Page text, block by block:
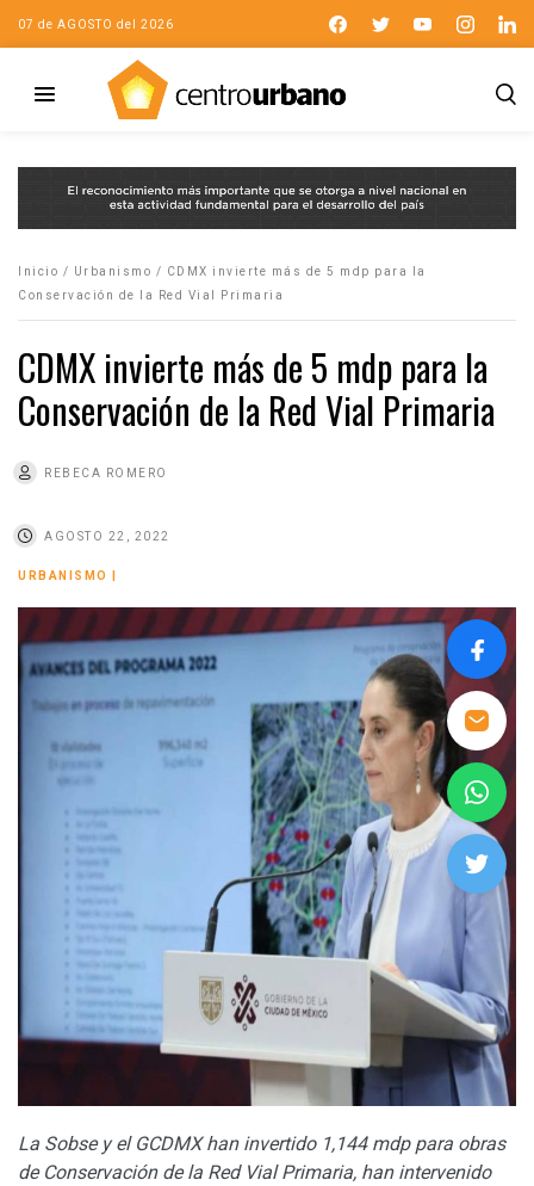
07 de AGOSTO del 2026
Inicio / Urbanismo / CDMX invierte más de 5 mdp para la
Conservación de la Red Vial Primaria
CDMX invierte más de 5 mdp para la
Conservación de la Red Vial Primaria
REBECA ROMERO
AGOSTO 22, 2022
URBANISMO
La Sobse y el GCDMX han invertido 1,144 mdp para obras
de Conservación de la Red Vial Primaria, han intervenido